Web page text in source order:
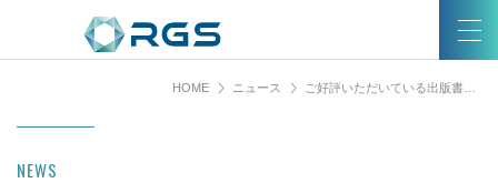
HOME ニュース
NEWS